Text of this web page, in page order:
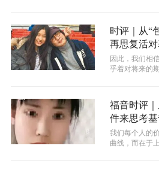
时评｜从“
再思复活
因此，我们相
乎着对将来的
福音时评
件来思考
我们每个人的
曲线，而在于